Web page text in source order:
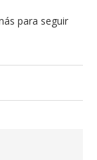
para seguir